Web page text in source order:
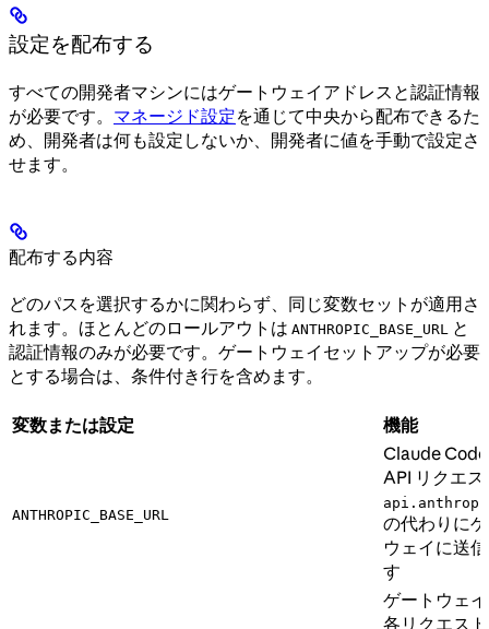
設定を配布する
すべての開発者マシンにはゲートウェイアドレスと認証情報
が必要です。 マネージド設定を通じて中央から配布できるた
め、開発者は何も設定しないか、開発者に値を手動で設定さ
せます。
配布する内容
どのパスを選択するかに関わらず、同じ変数セットが適用さ
れます。ほとんどのロールアウトは ANTHROPIC_BASE_URL と
認証情報のみが必要です。ゲートウェイセットアップが必要
とする場合は、条件付き行を含めます。
変数または設定 機能
ANTHROPIC_BASE_URL
Claude
API リクエ
の代わりに
ウェイに送
す
ゲートウェ
各リクエス